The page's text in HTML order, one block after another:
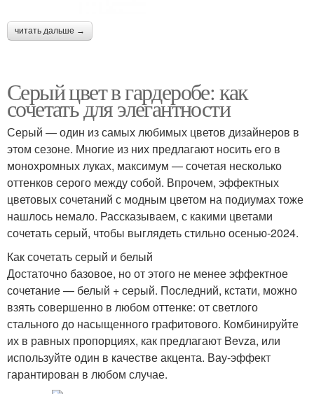
читать дальше →
Серый цвет в гардеробе: как
сочетать для элегантности
Серый — один из самых любимых цветов дизайнеров в
этом сезоне. Многие из них предлагают носить его в
монохромных луках, максимум — сочетая несколько
оттенков серого между собой. Впрочем, эффектных
цветовых сочетаний с модным цветом на подиумах тоже
нашлось немало. Рассказываем, с какими цветами
сочетать серый, чтобы выглядеть стильно осенью-2024.
Как сочетать серый и белый
Достаточно базовое, но от этого не менее эффектное
сочетание — белый + серый. Последний, кстати, можно
взять совершенно в любом оттенке: от светлого
стального до насыщенного графитового. Комбинируйте
их в равных пропорциях, как предлагают Bevza, или
используйте один в качестве акцента. Вау-эффект
гарантирован в любом случае.